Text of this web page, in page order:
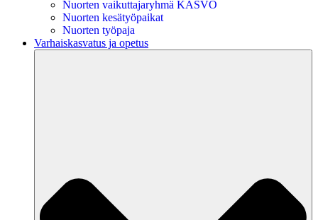
Nuorten vaikuttajaryhmä KASVO
Nuorten kesätyöpaikat
Nuorten työpaja
Varhaiskasvatus ja opetus